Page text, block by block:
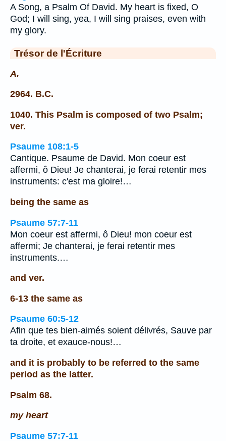
A Song, a Psalm Of David. My heart is fixed, O
God; I will sing, yea, I will sing praises, even with
my glory.
Trésor de l'Écriture
A.
2964. B.C.
1040. This Psalm is composed of two Psalm;
ver.
Psaume 108:1-5
Cantique. Psaume de David. Mon coeur est
affermi, ô Dieu! Je chanterai, je ferai retentir mes
instruments: c'est ma gloire!…
being the same as
Psaume 57:7-11
Mon coeur est affermi, ô Dieu! mon coeur est
affermi; Je chanterai, je ferai retentir mes
instruments.…
and ver.
6-13 the same as
Psaume 60:5-12
Afin que tes bien-aimés soient délivrés, Sauve par
ta droite, et exauce-nous!…
and it is probably to be referred to the same
period as the latter.
Psalm 68.
my heart
Psaume 57:7-11